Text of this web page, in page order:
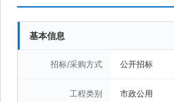
基本信息
招标/采购方式 公开招标
工程类别 市政公用